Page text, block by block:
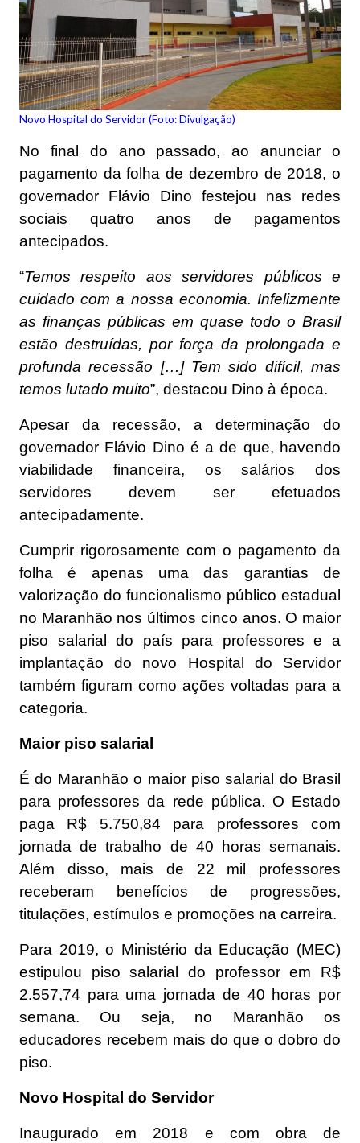
Novo Hospital do Servidor (Foto: Divulgação)
No final do ano passado, ao anunciar o
pagamento da folha de dezembro de 2018, o
governador Flávio Dino festejou nas redes
sociais quatro anos de pagamentos
antecipados.
“Temos respeito aos servidores públicos e
cuidado com a nossa economia. Infelizmente
as finanças públicas em quase todo o Brasil
estão destruídas, por força da prolongada e
profunda recessão […] Tem sido difícil, mas
temos lutado muito”, destacou Dino à época.
Apesar da recessão, a determinação do
governador Flávio Dino é a de que, havendo
viabilidade financeira, os salários dos
servidores devem ser efetuados
antecipadamente.
Cumprir rigorosamente com o pagamento da
folha é apenas uma das garantias de
valorização do funcionalismo público estadual
no Maranhão nos últimos cinco anos. O maior
piso salarial do país para professores e a
implantação do novo Hospital do Servidor
também figuram como ações voltadas para a
categoria.
Maior piso salarial
É do Maranhão o maior piso salarial do Brasil
para professores da rede pública. O Estado
paga R$ 5.750,84 para professores com
jornada de trabalho de 40 horas semanais.
Além disso, mais de 22 mil professores
receberam benefícios de progressões,
titulações, estímulos e promoções na carreira.
Para 2019, o Ministério da Educação (MEC)
estipulou piso salarial do professor em R$
2.557,74 para uma jornada de 40 horas por
semana. Ou seja, no Maranhão os
educadores recebem mais do que o dobro do
piso.
Novo Hospital do Servidor
Inaugurado em 2018 e com obra de